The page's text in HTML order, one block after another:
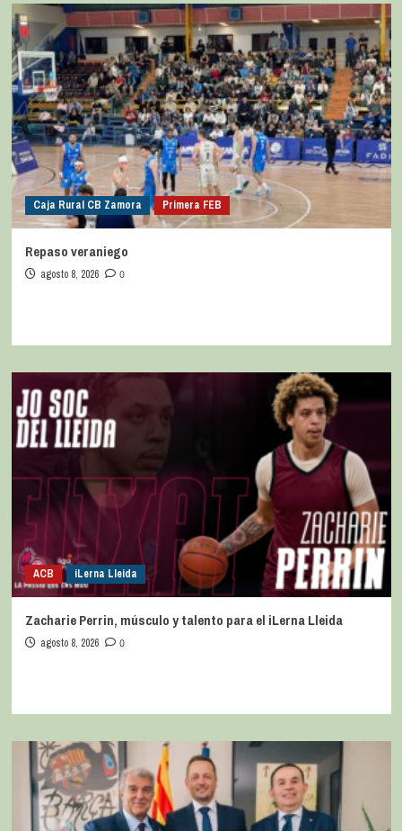
Caja Rural CB Zamora Primera FEB
Repaso veraniego
agosto 8, 2026 0
ACB iLerna Lleida
Zacharie Perrin, músculo y talento para el iLerna Lleida
agosto 8, 2026 0